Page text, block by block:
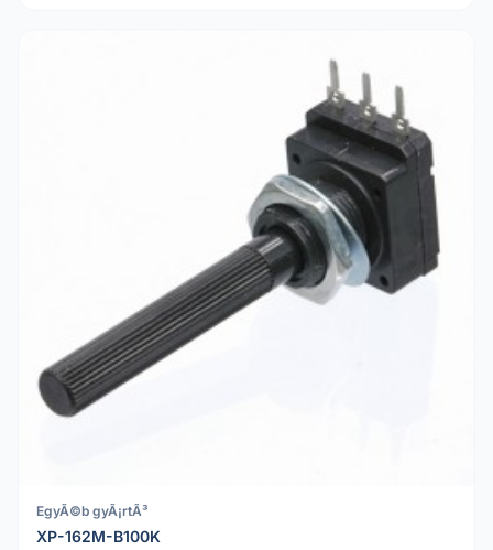
EgyÃ©b gyÃ¡rtÃ³
XP-162M-B100K